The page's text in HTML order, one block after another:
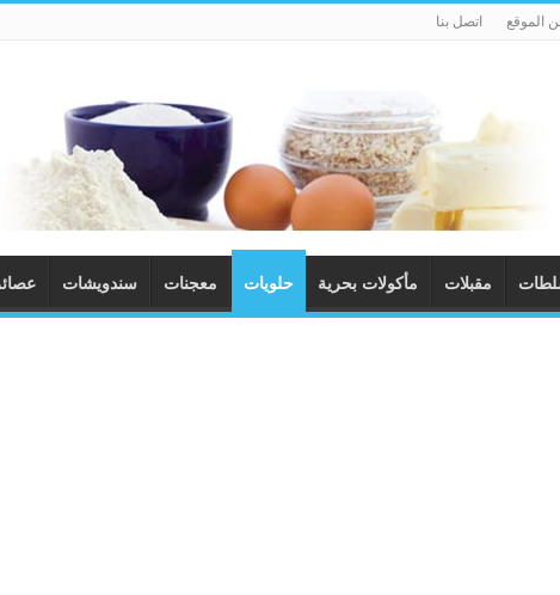
الموقع اتصل بنا
مقبلات مأكولات بحرية حلويات معجنات سندويشات